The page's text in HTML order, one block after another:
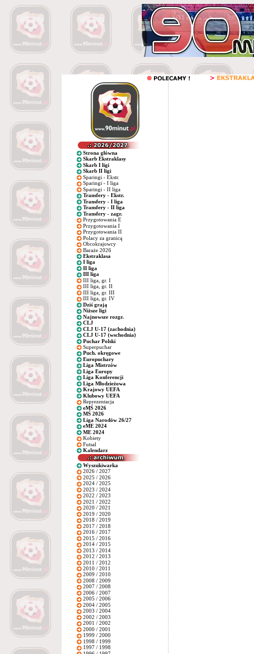
Strona główna
Skarb Ekstraklasy
Skarb I ligi
Skarb II ligi
Sparingi - Ekstr.
Sparingi - I liga
Sparingi - II liga
Transfery - Ekstr.
Transfery - I liga
Transfery - II liga
Transfery - zagr.
Przygotowania E
Przygotowania I
Przygotowania II
Polacy za granicą
Obcokrajowcy
Baraże 2026
Ekstraklasa
I liga
II liga
III liga
III liga, gr. I
III liga, gr. II
III liga, gr. III
III liga, gr. IV
Dziś grają
Niższe ligi
Najnowsze rozgr.
CLJ
CLJ U-17 (zachodnia)
CLJ U-17 (wschodnia)
Puchar Polski
Superpuchar
Puch. okręgowe
Europuchary
Liga Mistrzów
Liga Europy
Liga Konferencji
Liga Młodzieżowa
Krajowy UEFA
Klubowy UEFA
Reprezentacja
eMŚ 2026
MŚ 2026
Liga Narodów 26/27
eME 2024
ME 2024
Kobiety
Futsal
Kalendarz
Wyszukiwarka
2026 / 2027
2025 / 2026
2024 / 2025
2023 / 2024
2022 / 2023
2021 / 2022
2020 / 2021
2019 / 2020
2018 / 2019
2017 / 2018
2016 / 2017
2015 / 2016
2014 / 2015
2013 / 2014
2012 / 2013
2011 / 2012
2010 / 2011
2009 / 2010
2008 / 2009
2007 / 2008
2006 / 2007
2005 / 2006
2004 / 2005
2003 / 2004
2002 / 2003
2001 / 2002
2000 / 2001
1999 / 2000
1998 / 1999
1997 / 1998